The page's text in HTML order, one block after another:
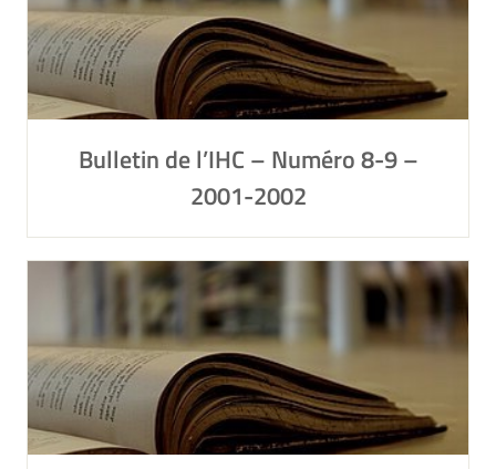
Bulletin de l’IHC – Numéro 8-9 –
2001-2002